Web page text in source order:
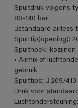
Spuitdruk volgens
80-140 bar
standaard airless
Spuittip(opening):
Spuithoek: kozijnen
• Airmix of
gebruik
Spuittips:  209/413
Druk voor